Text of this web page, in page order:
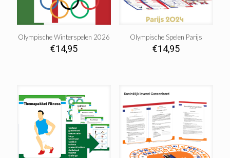
Olympische Winterspelen 2026
€14,95
Olympische Spelen Parijs
€14,95